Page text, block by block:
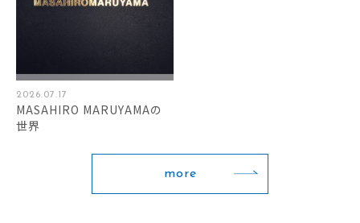
2026.07.17
MASAHIRO MARUYAMAの
世界
more